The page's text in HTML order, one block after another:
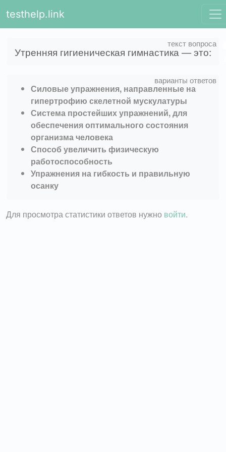
testhelp.link
Утренняя гигиеническая гимнастика — это:
Силовые упражнения, направленные на
гипертрофию скелетной мускулатуры
Система простейших упражнений, для
обеспечения оптимального состояния
организма человека
Способ увеличить физическую
работоспособность
Упражнения на гибкость и правильную
осанку
Для просмотра статистики ответов нужно войти.